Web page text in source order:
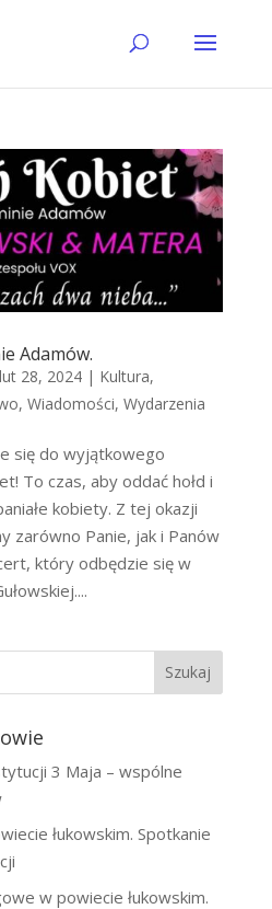
Adamów.
lut 28, 2024| Kultura,
, Wiadomości, Wydarzenia
się do wyjątkowego
To czas, aby oddać hołd i
kobiety. Z tej okazji
zarówno Panie, jak i Panów
który odbędzie się w
Szukaj
3 Maja – wspólne
łukowskim. Spotkanie
w powiecie łukowskim.